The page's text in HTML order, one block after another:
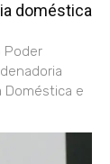
doméstica
Poder
Doméstica e